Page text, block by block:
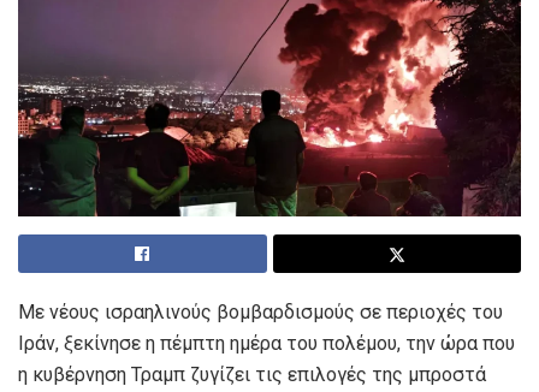
Με νέους ισραηλινούς βομβαρδισμούς σε περιοχές του
Ιράν, ξεκίνησε η πέμπτη ημέρα του πολέμου, την ώρα που
η κυβέρνηση Τραμπ ζυγίζει τις επιλογές της μπροστά